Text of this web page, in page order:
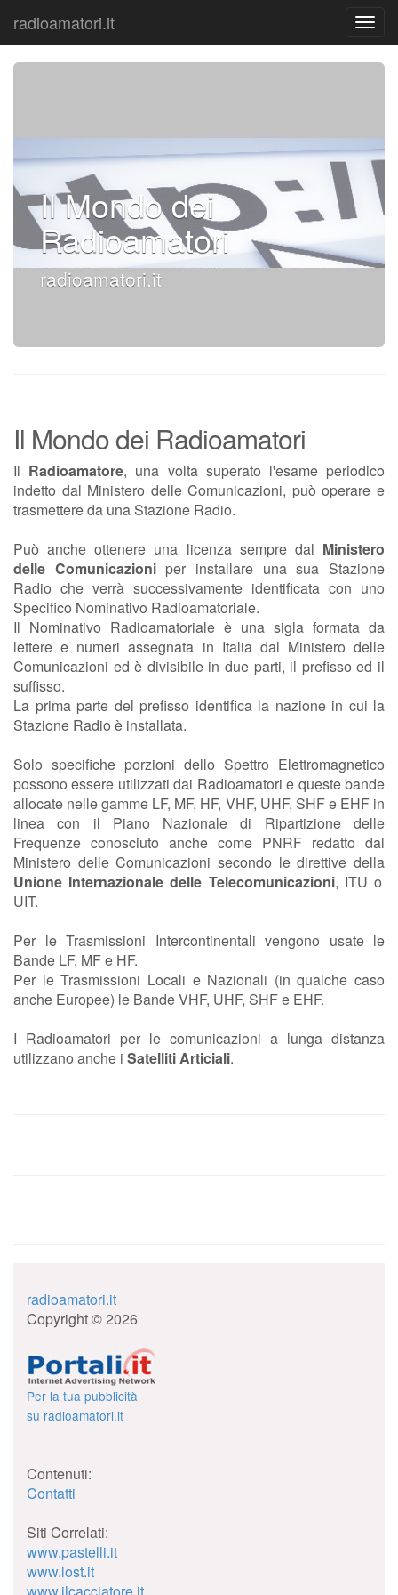
radioamatori.it
Il Mondo dei
Radioamatori
radioamatori.it
Il Mondo dei Radioamatori
Il Radioamatore, una volta superato l'esame periodico
indetto dal Ministero delle Comunicazioni, può operare e
trasmettere da una Stazione Radio.
Può anche ottenere una licenza sempre dal Ministero
delle Comunicazioniper installare una sua Stazione
Radio che verrà successivamente identificata con uno
Specifico Nominativo Radioamatoriale.
Il Nominativo Radioamatoriale è una sigla formata da
lettere e numeri assegnata in Italia dal Ministero delle
Comunicazioni ed è divisibile in due parti, il prefisso ed il
suffisso.
La prima parte del prefisso identifica la nazione in cui la
Stazione Radio è installata.
Solo specifiche porzioni dello Spettro Elettromagnetico
possono essere utilizzati dai Radioamatori e queste bande
allocate nelle gamme LF, MF, HF, VHF, UHF, SHF e EHF in
linea con il Piano Nazionale di Ripartizione delle
Frequenze conosciuto anche come PNRF redatto dal
Ministero delle Comunicazioni secondo le direttive della
Unione Internazionale delle Telecomunicazioni, ITU o
UIT.
Per le Trasmissioni Intercontinentali vengono usate le
Bande LF, MF e HF.
Per le Trasmissioni Locali e Nazionali (in qualche caso
anche Europee) le Bande VHF, UHF, SHF e EHF.
I Radioamatori per le comunicazioni a lunga distanza
utilizzano anche i Satelliti Articiali.
radioamatori.it
Copyright © 2026
Per la tua pubblicità
su radioamatori.it
Contenuti:
Contatti
Siti Correlati:
www.pastelli.it
www.lost.it